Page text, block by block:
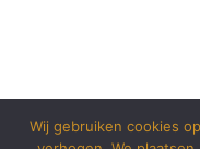
Wij gebruiken cookies